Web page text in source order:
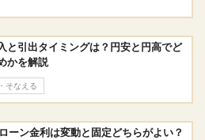
と引出タイミングは？円安と円高でど
かを解説
そなえる
ーン金利は変動と固定どちらがよい？